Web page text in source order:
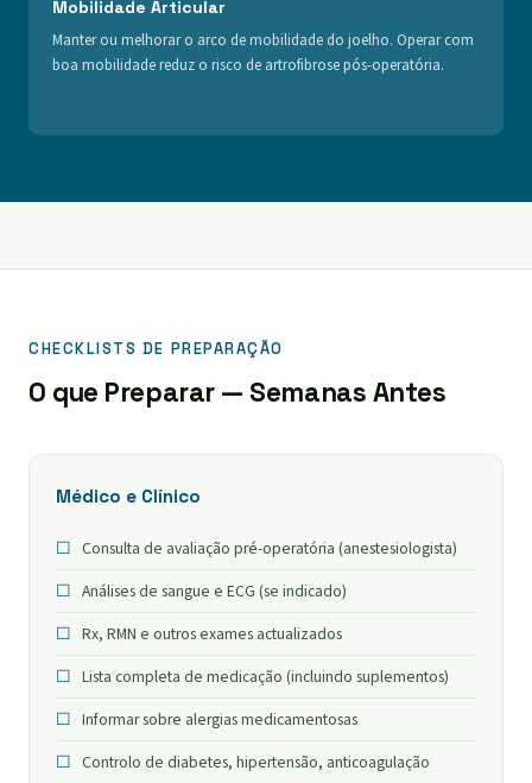
Mobilidade Articular
Manter ou melhorar o arco de mobilidade do joelho. Operar com
boa mobilidade reduz o risco de artrofibrose pós-operatória.
CHECKLISTS DE PREPARAÇÃO
O que Preparar — Semanas Antes
Médico e Clínico
Consulta de avaliação pré-operatória (anestesiologista)
Análises de sangue e ECG (se indicado)
Rx, RMN e outros exames actualizados
Lista completa de medicação (incluindo suplementos)
Informar sobre alergias medicamentosas
Controlo de diabetes, hipertensão, anticoagulação